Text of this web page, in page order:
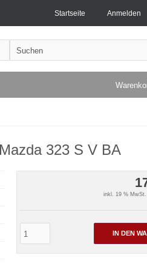
Anmelden
Startseite
323 S V BA
inkl. 19 %
IN DEN